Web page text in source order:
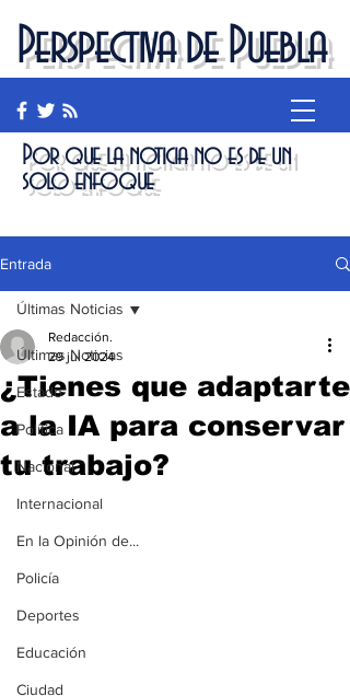
Perspectiva de Puebla
Por que la noticia no es de un
solo enfoque
Entrada
Últimas Noticias
Estado
Política
Nacional
Internacional
En la Opinión de...
Policía
Deportes
Educación
Ciudad
Últimas Noticias
¿Tienes que adaptarte
a la IA para conservar
tu trabajo?
Redacción.
29 jul 2024